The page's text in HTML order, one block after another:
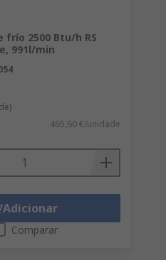
frío 2500 Btu/h RS
991l/min
465,60 €/unidade
Adicionar
Comparar